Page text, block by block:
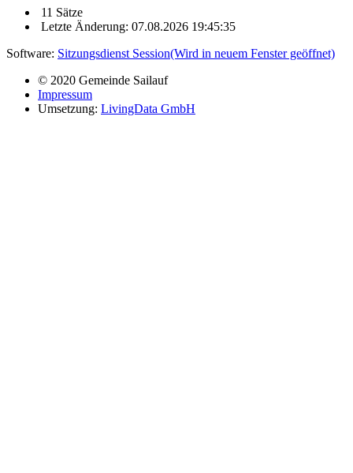
11 Sätze
Letzte Änderung: 07.08.2026 19:45:35
Software: Sitzungsdienst Session(Wird in neuem Fenster geöffnet)
© 2020 Gemeinde Sailauf
Impressum
Umsetzung: LivingData GmbH